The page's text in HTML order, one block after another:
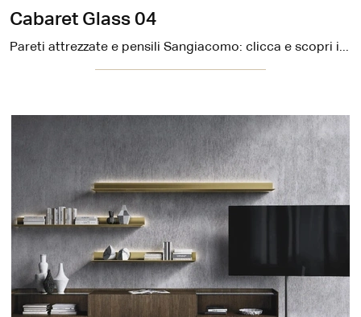
Cabaret Glass 04
Pareti attrezzate e pensili Sangiacomo: clicca e scopri il modello Cabaret Glass 04 e potrai completare stanze moderne di ogni genere.